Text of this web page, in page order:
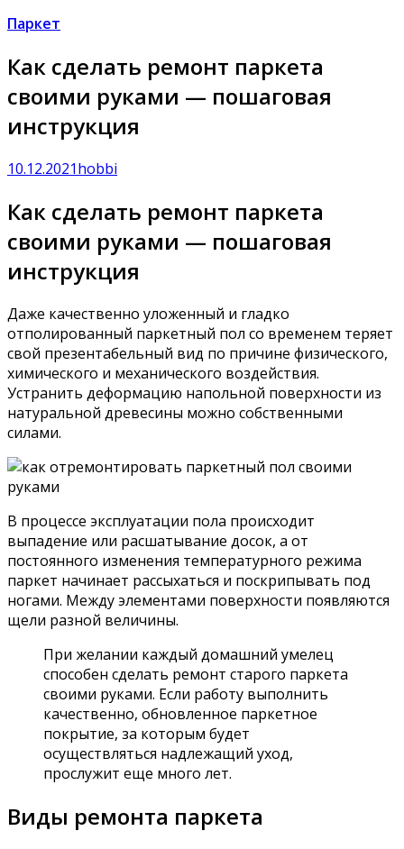
Паркет
Как сделать ремонт паркета
своими руками — пошаговая
инструкция
10.12.2021hobbi
Как сделать ремонт паркета
своими руками — пошаговая
инструкция
Даже качественно уложенный и гладко
отполированный паркетный пол со временем теряет
свой презентабельный вид по причине физического,
химического и механического воздействия.
Устранить деформацию напольной поверхности из
натуральной древесины можно собственными
силами.
В процессе эксплуатации пола происходит
выпадение или расшатывание досок, а от
постоянного изменения температурного режима
паркет начинает рассыхаться и поскрипывать под
ногами. Между элементами поверхности появляются
щели разной величины.
При желании каждый домашний умелец
способен сделать ремонт старого паркета
своими руками. Если работу выполнить
качественно, обновленное паркетное
покрытие, за которым будет
осуществляться надлежащий уход,
прослужит еще много лет.
Виды ремонта паркета